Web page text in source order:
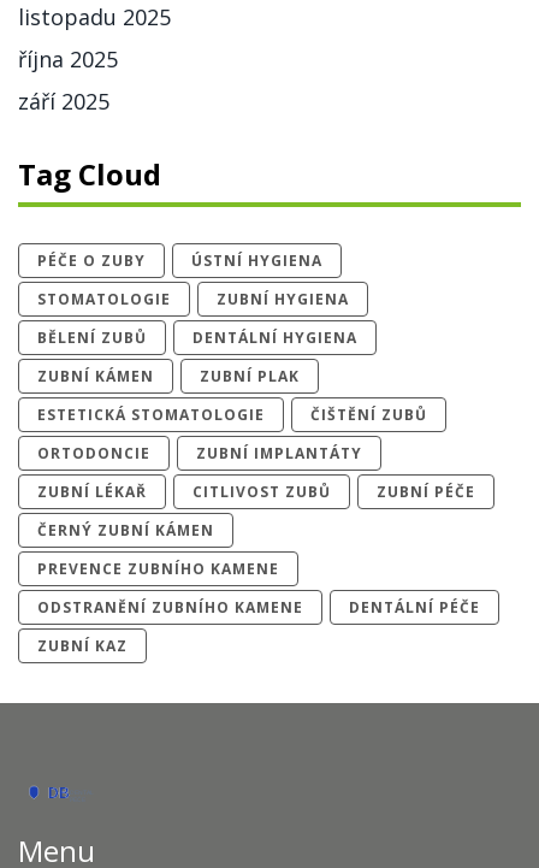
listopadu 2025
října 2025
září 2025
Tag Cloud
PÉČE O ZUBY
ÚSTNÍ HYGIENA
STOMATOLOGIE
ZUBNÍ HYGIENA
BĚLENÍ ZUBŮ
DENTÁLNÍ HYGIENA
ZUBNÍ KÁMEN
ZUBNÍ PLAK
ESTETICKÁ STOMATOLOGIE
ČIŠTĚNÍ ZUBŮ
ORTODONCIE
ZUBNÍ IMPLANTÁTY
ZUBNÍ LÉKAŘ
CITLIVOST ZUBŮ
ZUBNÍ PÉČE
ČERNÝ ZUBNÍ KÁMEN
PREVENCE ZUBNÍHO KAMENE
ODSTRANĚNÍ ZUBNÍHO KAMENE
DENTÁLNÍ PÉČE
ZUBNÍ KAZ
Menu